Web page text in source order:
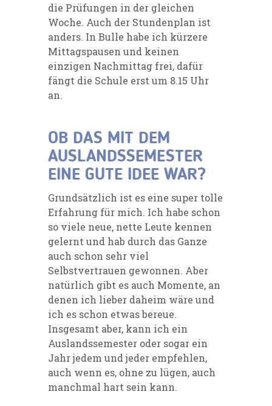
die Prüfungen in der gleichen
Woche. Auch der Stundenplan ist
anders. In Bulle habe ich kürzere
Mittagspausen und keinen
einzigen Nachmittag frei, dafür
fängt die Schule erst um 8.15 Uhr
an.
OB DAS MIT DEM
AUSLANDSSEMESTER
EINE GUTE IDEE WAR?
Grundsätzlich ist es eine super tolle
Erfahrung für mich. Ich habe schon
so viele neue, nette Leute kennen
gelernt und hab durch das Ganze
auch schon sehr viel
Selbstvertrauen gewonnen. Aber
natürlich gibt es auch Momente, an
denen ich lieber daheim wäre und
ich es schon etwas bereue.
Insgesamt aber, kann ich ein
Auslandssemester oder sogar ein
Jahr jedem und jeder empfehlen,
auch wenn es, ohne zu lügen, auch
manchmal hart sein kann.